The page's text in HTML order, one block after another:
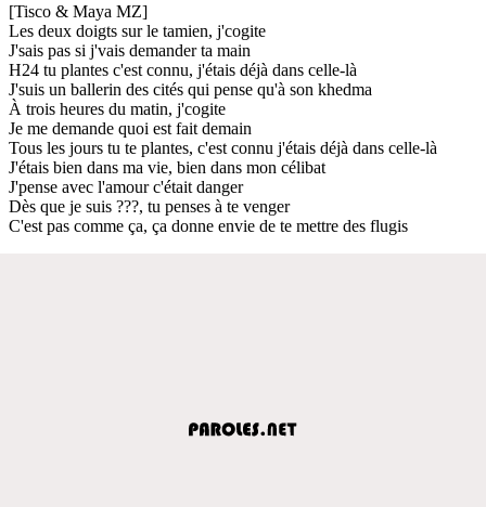
[Tisco & Maya MZ]
Les deux doigts sur le tamien, j'cogite
J'sais pas si j'vais demander ta main
H24 tu plantes c'est connu, j'étais déjà dans celle-là
J'suis un ballerin des cités qui pense qu'à son khedma
À trois heures du matin, j'cogite
Je me demande quoi est fait demain
Tous les jours tu te plantes, c'est connu j'étais déjà dans celle-là
J'étais bien dans ma vie, bien dans mon célibat
J'pense avec l'amour c'était danger
Dès que je suis ???, tu penses à te venger
C'est pas comme ça, ça donne envie de te mettre des flugis